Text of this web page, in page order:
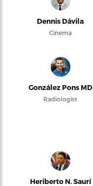
Dennis Dávila
Cinema
González Pons MD
Radiologist
Heriberto N. Saurí